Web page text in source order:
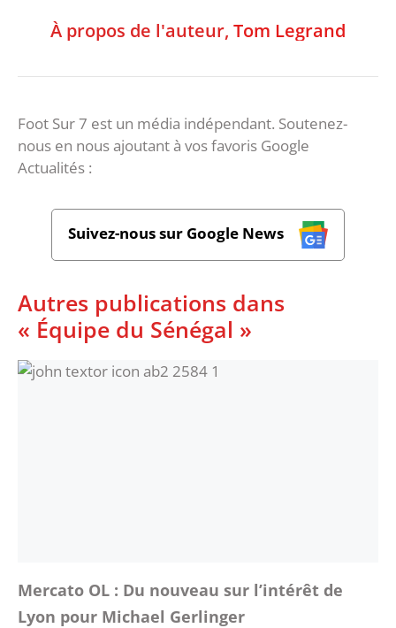
À propos de l'auteur, Tom Legrand
Foot Sur 7 est un média indépendant. Soutenez-
nous en nous ajoutant à vos favoris Google
Actualités :
Suivez-nous sur Google News
Autres publications dans
« Équipe du Sénégal »
Mercato OL : Du nouveau sur l’intérêt de
Lyon pour Michael Gerlinger